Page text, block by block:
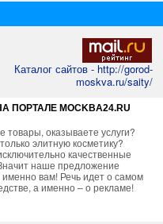
ПОРТАЛЕ MOCKBA24.RU
товары, оказываете услуги?
элитную косметику?
качественные
наше предложение
вам! Речь идет о самом
а именно – о рекламе!